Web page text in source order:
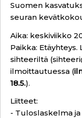
Suomen
seuran
Aika: keskiviikko
Paikka:
sihteeriltä (
ilmoittautuessa (
18.5.).
Liitteet:
- Tuloslaskelma ja